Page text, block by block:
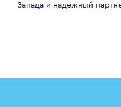
Запада и надёжный